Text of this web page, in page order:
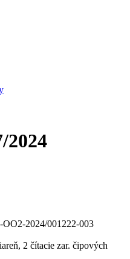
2024
2024/001222-003
2 čítacie zar. čipových